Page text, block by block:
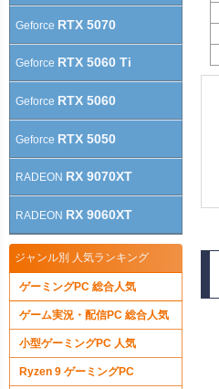
Geforce RTX 5070
Geforce RTX 5060 Ti
Geforce RTX 5060
Geforce RTX 5050
RADEON RX 9070XT
RADEON RX 9060XT
ジャンル別 人気ランキング
ゲーミングPC 総合人気
ゲーム実況・配信PC 総合人気
小型ゲーミングPC 人気
Ryzen 9 ゲーミングPC